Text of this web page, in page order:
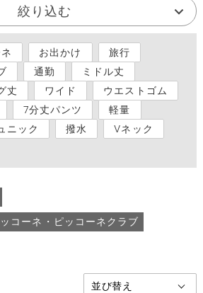
絞り込む
お出かけ
旅行
通勤
ミドル丈
丈 ワイド
ウエストゴム
7分丈パンツ
軽量
ニック 撥水
Vネック
コーネ・ピッコーネクラブ